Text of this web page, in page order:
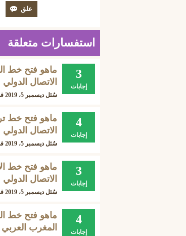
استفسارات متعلقة
3
إجابات
الاتصال الدولي
سُئل ديسمبر 5، 2019
4
إجابات
الاتصال الدولي
سُئل ديسمبر 5، 2019
3
إجابات
الاتصال الدولي
سُئل ديسمبر 5، 2019
4
إجابات
المغرب العربي